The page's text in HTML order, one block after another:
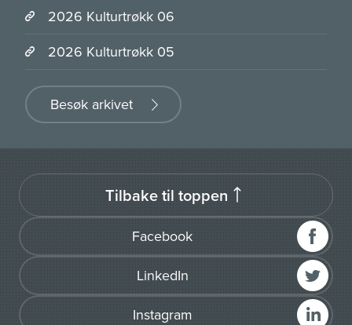
2026 Kulturtrøkk 06
2026 Kulturtrøkk 05
Besøk arkivet
Facebook
LinkedIn
Instagram
Tilbake til toppen